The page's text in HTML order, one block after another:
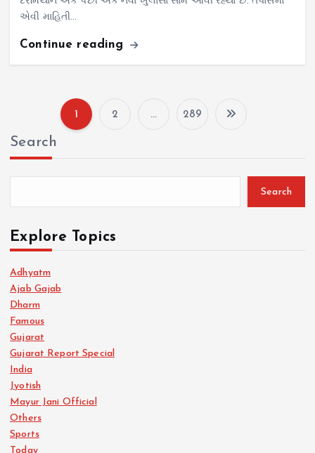
એવી માહિતી…
Continue reading
s
1 2 … 289
Search
Search
Explore Topics
Adhyatm
Ajab Gajab
Dharm
Famous
Gujarat
Gujarat Report Special
India
Jyotish
Mayur Jani Official
Others
Sports
Today